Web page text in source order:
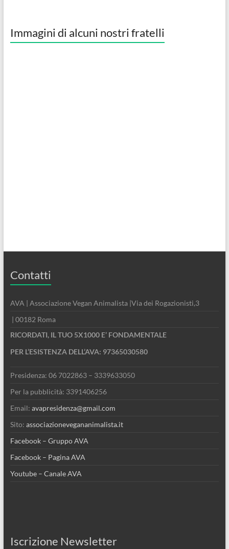
Immagini di alcuni nostri fratelli
Contatti
AVA | Associazione Vegan Animalista |Via dei Rogazionisti,3
| 00182 Roma
RICORDATI, IL TUO 5X1000 E’ FONDAMENTALE
PER L’ESISTENZA DELL’AVA: 97365030580
Presidenza: 06 7022863 – 3339633050
Per la pubblicità: 3391406256
Email: avapresidenza@gmail.com
Sito: associazionevegananimalista.it
Facebook – Gruppo AVA
Facebook – Pagina AVA
Youtube – Canale AVA
Iscrizione Newsletter